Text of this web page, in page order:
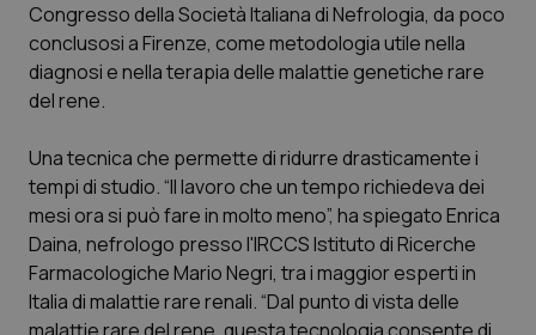
Edizioni Regionali
QS Pro
Professionisti Sanitari.AI
Abruzzo
Basilicata
QS Pro Gold
Artrite & artrosi
QS Club Newsletter
Congresso della Società Italiana di Nefrologia, da poco
conclusosi a Firenze, come metodologia utile nella
diagnosi e nella terapia delle malattie genetiche rare
del rene.
Una tecnica che permette di ridurre drasticamente i
tempi di studio. “Il lavoro che un tempo richiedeva dei
mesi ora si può fare in molto meno”, ha spiegato Enrica
Daina, nefrologo presso l'IRCCS Istituto di Ricerche
Farmacologiche Mario Negri, tra i maggior esperti in
Italia di malattie rare renali. “Dal punto di vista delle